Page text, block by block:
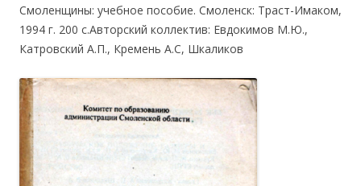
Смоленщины: учебное пособие. Смоленск: Траст-Имаком,
1994 г. 200 с.Авторский коллектив: Евдокимов М.Ю.,
Катровский А.П., Кремень А.С, Шкаликов